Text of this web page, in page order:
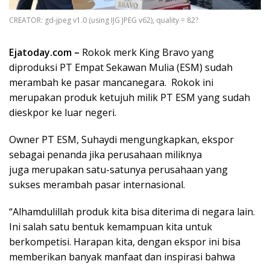
CREATOR: gd-jpeg v1.0 (using IJG JPEG v62), quality = 82?
Ejatoday.com – Rokok merk King Bravo yang
diproduksi PT Empat Sekawan Mulia (ESM) sudah
merambah ke pasar mancanegara. Rokok ini
merupakan produk ketujuh milik PT ESM yang sudah
dieskpor ke luar negeri.
Owner PT ESM, Suhaydi mengungkapkan, ekspor
sebagai penanda jika perusahaan miliknya
juga merupakan satu-satunya perusahaan yang
sukses merambah pasar internasional.
“Alhamdulillah produk kita bisa diterima di negara lain.
Ini salah satu bentuk kemampuan kita untuk
berkompetisi. Harapan kita, dengan ekspor ini bisa
memberikan banyak manfaat dan inspirasi bahwa